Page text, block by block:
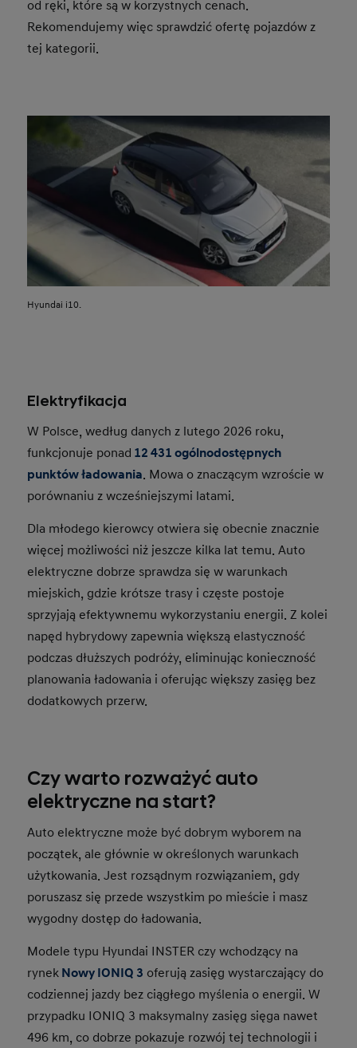
od ręki, które są w korzystnych cenach.
Rekomendujemy więc sprawdzić ofertę pojazdów z
tej kategorii.
Hyundai i10.
Elektryfikacja
W Polsce, według danych z lutego 2026 roku,
funkcjonuje ponad 12 431 ogólnodostępnych
punktów ładowania. Mowa o znaczącym wzroście w
porównaniu z wcześniejszymi latami.
Dla młodego kierowcy otwiera się obecnie znacznie
więcej możliwości niż jeszcze kilka lat temu. Auto
elektryczne dobrze sprawdza się w warunkach
miejskich, gdzie krótsze trasy i częste postoje
sprzyjają efektywnemu wykorzystaniu energii. Z kolei
napęd hybrydowy zapewnia większą elastyczność
podczas dłuższych podróży, eliminując konieczność
planowania ładowania i oferując większy zasięg bez
dodatkowych przerw.
Czy warto rozważyć auto
elektryczne na start?
Auto elektryczne może być dobrym wyborem na
początek, ale głównie w określonych warunkach
użytkowania. Jest rozsądnym rozwiązaniem, gdy
poruszasz się przede wszystkim po mieście i masz
wygodny dostęp do ładowania.
Modele typu Hyundai INSTER czy wchodzący na
rynek Nowy IONIQ 3 oferują zasięg wystarczający do
codziennej jazdy bez ciągłego myślenia o energii. W
przypadku IONIQ 3 maksymalny zasięg sięga nawet
496 km, co dobrze pokazuje rozwój tej technologii i